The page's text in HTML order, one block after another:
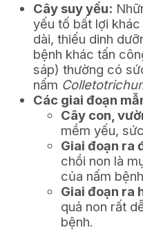
Cây suy yếu:
yếu tố bất lợi khác
dài, thiếu dinh
bệnh khác tấn
sáp) thường có
nấm
Các giai đoạn
Cây con,
mềm yếu,
Giai đoạn ra
chồi non là
của nấm
Giai đoạn ra
quả non rất
bệnh.